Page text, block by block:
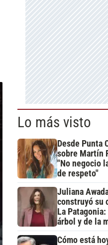
Lo más visto
Desde Punta
sobre Martín
"No negocio
de respeto"
Juliana
construyó su
La
árbol y de la
Cómo está